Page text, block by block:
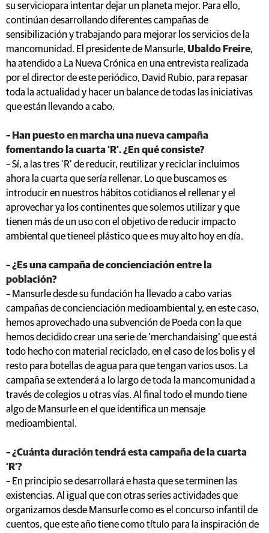
su serviciopara intentar dejar un planeta mejor. Para ello,
continúan desarrollando diferentes campañas de
sensibilización y trabajando para mejorar los servicios de la
mancomunidad. El presidente de Mansurle, Ubaldo Freire,
ha atendido a La Nueva Crónica en una entrevista realizada
por el director de este periódico, David Rubio, para repasar
toda la actualidad y hacer un balance de todas las iniciativas
que están llevando a cabo.
– Han puesto en marcha una nueva campaña
fomentando la cuarta ‘R’. ¿En qué consiste?
– Sí, a las tres ‘R’ de reducir, reutilizar y reciclar incluimos
ahora la cuarta que sería rellenar. Lo que buscamos es
introducir en nuestros hábitos cotidianos el rellenar y el
aprovechar ya los continentes que solemos utilizar y que
tienen más de un uso con el objetivo de reducir impacto
ambiental que tieneel plástico que es muy alto hoy en día.
– ¿Es una campaña de concienciación entre la
población?
– Mansurle desde su fundación ha llevado a cabo varias
campañas de concienciación medioambiental y, en este caso,
hemos aprovechado una subvención de Poeda con la que
hemos decidido crear una serie de ‘merchandaising’ que está
todo hecho con material reciclado, en el caso de los bolis y el
resto para botellas de agua para que tengan varios usos. La
campaña se extenderá a lo largo de toda la mancomunidad a
través de colegios u otras vías. Al final todo el mundo tiene
algo de Mansurle en el que identifica un mensaje
medioambiental.
– ¿Cuánta duración tendrá esta campaña de la cuarta
‘R’?
– En principio se desarrollará e hasta que se terminen las
existencias. Al igual que con otras series actividades que
organizamos desde Mansurle como es el concurso infantil de
cuentos, que este año tiene como título para la inspiración de